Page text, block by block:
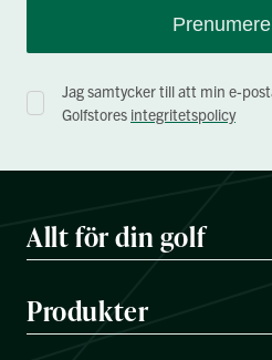
Jag samtycker till att min e-
Golfstores integritetspolicy
Allt för din golf
Produkter